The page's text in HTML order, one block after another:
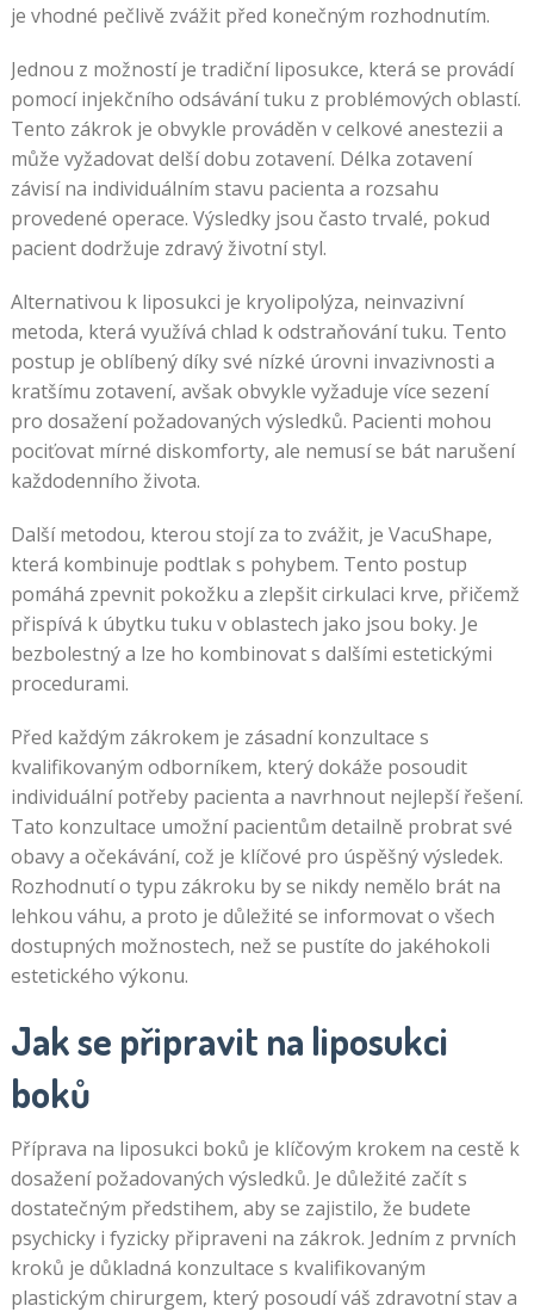
je vhodné pečlivě zvážit před konečným rozhodnutím.
Jednou z možností je tradiční liposukce, která se provádí
pomocí injekčního odsávání tuku z problémových oblastí.
Tento zákrok je obvykle prováděn v celkové anestezii a
může vyžadovat delší dobu zotavení. Délka zotavení
závisí na individuálním stavu pacienta a rozsahu
provedené operace. Výsledky jsou často trvalé, pokud
pacient dodržuje zdravý životní styl.
Alternativou k liposukci je kryolipolýza, neinvazivní
metoda, která využívá chlad k odstraňování tuku. Tento
postup je oblíbený díky své nízké úrovni invazivnosti a
kratšímu zotavení, avšak obvykle vyžaduje více sezení
pro dosažení požadovaných výsledků. Pacienti mohou
pociťovat mírné diskomforty, ale nemusí se bát narušení
každodenního života.
Další metodou, kterou stojí za to zvážit, je VacuShape,
která kombinuje podtlak s pohybem. Tento postup
pomáhá zpevnit pokožku a zlepšit cirkulaci krve, přičemž
přispívá k úbytku tuku v oblastech jako jsou boky. Je
bezbolestný a lze ho kombinovat s dalšími estetickými
procedurami.
Před každým zákrokem je zásadní konzultace s
kvalifikovaným odborníkem, který dokáže posoudit
individuální potřeby pacienta a navrhnout nejlepší řešení.
Tato konzultace umožní pacientům detailně probrat své
obavy a očekávání, což je klíčové pro úspěšný výsledek.
Rozhodnutí o typu zákroku by se nikdy nemělo brát na
lehkou váhu, a proto je důležité se informovat o všech
dostupných možnostech, než se pustíte do jakéhokoli
estetického výkonu.
Jak se připravit na liposukci
boků
Příprava na liposukci boků je klíčovým krokem na cestě k
dosažení požadovaných výsledků. Je důležité začít s
dostatečným předstihem, aby se zajistilo, že budete
psychicky i fyzicky připraveni na zákrok. Jedním z prvních
kroků je důkladná konzultace s kvalifikovaným
plastickým chirurgem, který posoudí váš zdravotní stav a